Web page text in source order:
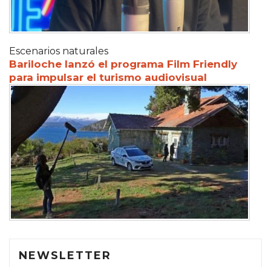
Escenarios naturales
Bariloche lanzó el programa Film Friendly
para impulsar el turismo audiovisual
NEWSLETTER